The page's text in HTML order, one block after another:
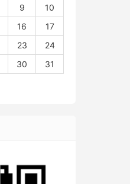
9
10
16
17
23
24
30 31